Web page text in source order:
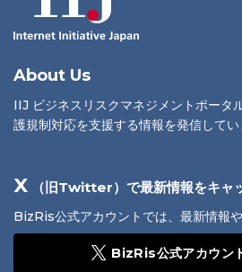
About Us
IIJ ビジネスリスクマネジメントポータ
護規制対応を支援する情報を発信してい
X （旧Twitter）で最新情報をキャ
BizRis公式アカウントでは、最新情報や
BizRis公式アカウン